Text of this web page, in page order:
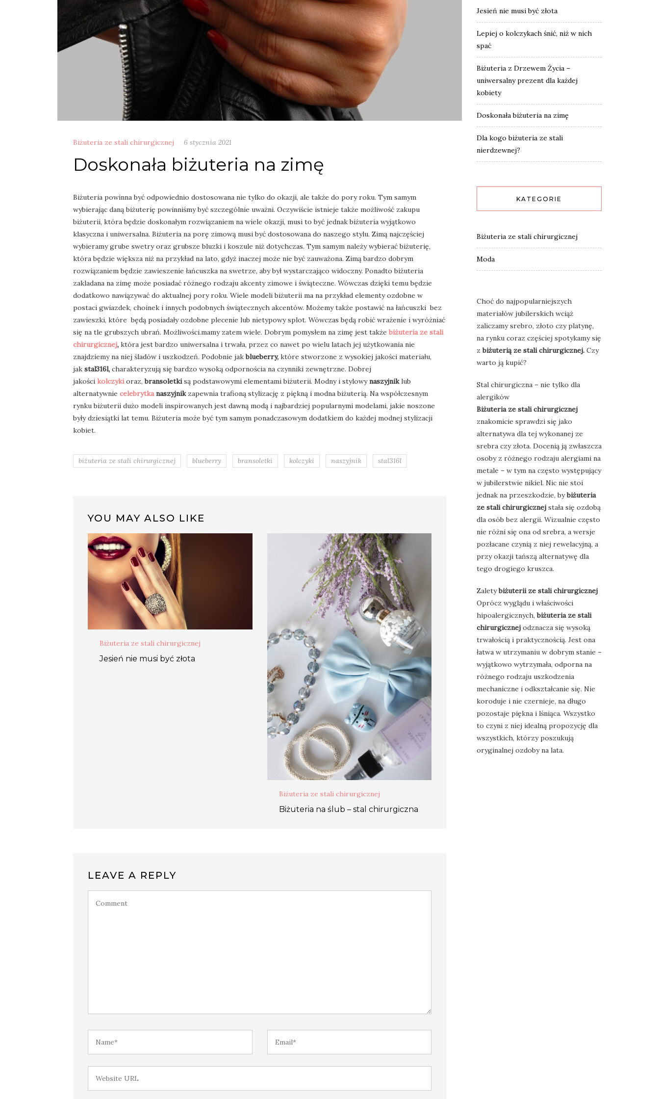
Biżuteria ze stali chirurgicznej 6 stycznia 2021
Doskonała biżuteria na zimę
Biżuteria powinna być odpowiednio dostosowana nie tylko do okazji, ale także do pory roku. Tym samym
wybierając daną biżuterię powinniśmy być szczególnie uważni. Oczywiście istnieje także możliwość zakupu
biżuterii, która będzie doskonałym rozwiązaniem na wiele okazji, musi to być jednak biżuteria wyjątkowo
klasyczna i uniwersalna. Biżuteria na porę zimową musi być dostosowana do naszego stylu. Zimą najczęściej
wybieramy grube swetry oraz grubsze bluzki i koszule niż dotychczas. Tym samym należy wybierać biżuterię,
która będzie większa niż na przykład na lato, gdyż inaczej może nie być zauważona. Zimą bardzo dobrym
rozwiązaniem będzie zawieszenie łańcuszka na swetrze, aby był wystarczająco widoczny. Ponadto biżuteria
zakladana na zimę może posiadać różnego rodzaju akcenty zimowe i świąteczne. Wówczas dzięki temu będzie
dodatkowo nawiązywać do aktualnej pory roku. Wiele modeli biżuterii ma na przykład elementy ozdobne w
postaci gwiazdek, choinek i innych podobnych świątecznych akcentów. Możemy także postawić na łańcuszki bez
zawieszki, które będą posiadały ozdobne plecenie lub nietypowy splot. Wówczas będą robić wrażenie i wyróżniać
się na tle grubszych ubrań. Możliwości.mamy zatem wiele. Dobrym pomysłem na zimę jest także biżuteria ze stali
chirurgicznej, która jest bardzo uniwersalna i trwała, przez co nawet po wielu latach jej użytkowania nie
znajdziemy na niej śladów i uszkodzeń. Podobnie jakblueberry, które stworzone z wysokiej jakości materiału,
jak stal316l, charakteryzują się bardzo wysoką odpornościa na czynniki zewnętrzne. Dobrej
jakości kolczykioraz, bransoletkisą podstawowymi elementami biżuterii. Modny i stylowynaszyjniklub
alternatywnie celebrytkanaszyjnik zapewnia trafioną stylizację z piękną i modna biżuterią. Na współczesnym
rynku biżuterii dużo modeli inspirowanych jest dawną modą i najbardziej popularnymi modelami, jakie noszone
były dziesiątki lat temu. Biżuteria może być tym samym ponadczasowym dodatkiem do każdej modnej stylizacji
kobiet.
biżuteria ze stali chirurgicznej blueberry bransoletki kolczyki naszyjnik stal316l
YOU MAY ALSO LIKE
Biżuteria ze stali chirurgicznej
Jesień nie musi być złota
Biżuteria ze stali chirurgicznej
Biżuteria na ślub – stal chirurgiczna
LEAVE A REPLY
Jesień nie musi być złota
Lepiej o kolczykach śnić, niż w nich
spać
Biżuteria z Drzewem Życia –
uniwersalny prezent dla każdej
kobiety
Doskonała biżuteria na zimę
Dla kogo biżuteria ze stali
nierdzewnej?
KATEGORIE
Biżuteria ze stali chirurgicznej
Moda
Choć do najpopularniejszych
materiałów jubilerskich wciąż
zaliczamy srebro, złoto czy platynę,
na rynku coraz częściej spotykamy się
zbiżuterią ze stali chirurgicznej. Czy
warto ją kupić?
Stal chirurgiczna – nie tylko dla
alergików
Biżuteria ze stali chirurgicznej
znakomicie sprawdzi się jako
alternatywa dla tej wykonanej ze
srebra czy złota. Docenią ją zwłaszcza
osoby z różnego rodzaju alergiami na
metale – w tym na często występujący
w jubilerstwie nikiel. Nic nie stoi
jednak na przeszkodzie, bybiżuteria
ze stali chirurgicznej stała się ozdobą
dla osób bez alergii. Wizualnie często
nie różni się ona od srebra, a wersje
pozłacane czynią z niej rewelacyjną, a
przy okazji tańszą alternatywę dla
tego drogiego kruszca.
Zaletybiżuterii ze stali chirurgicznej
Oprócz wyglądu i właściwości
hipoalergicznych,biżuteria ze stali
chirurgicznej odznacza się wysoką
trwałością i praktycznością. Jest ona
łatwa w utrzymaniu w dobrym stanie –
wyjątkowo wytrzymała, odporna na
różnego rodzaju uszkodzenia
mechaniczne i odkształcanie się. Nie
koroduje i nie czernieje, na długo
pozostaje piękna i lśniąca. Wszystko
to czyni z niej idealną propozycję dla
wszystkich, którzy poszukują
oryginalnej ozdoby na lata.